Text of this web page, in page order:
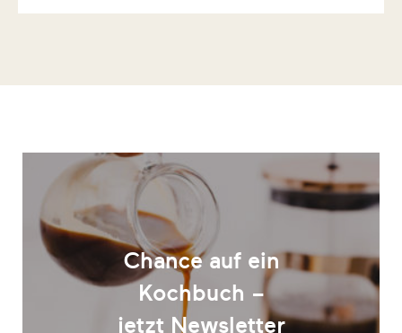
Chance auf ein
Kochbuch –
jetzt Newsletter